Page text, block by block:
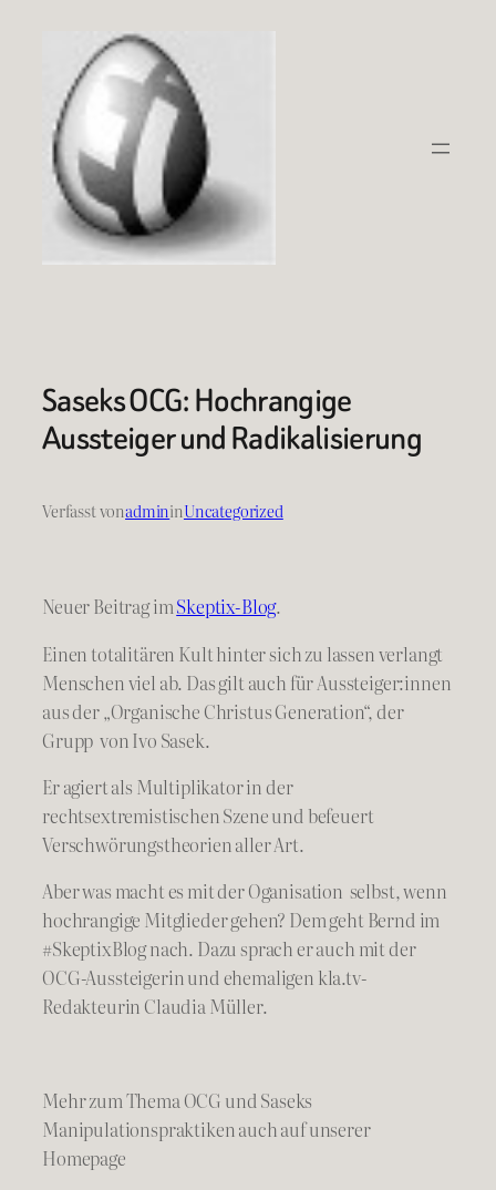
springen
Saseks OCG: Hochrangige
Aussteiger und Radikalisierung
Verfasst vonadmininUncategorized
Neuer Beitrag imSkeptix-Blog.
Einen totalitären Kult hinter sich zu lassen verlangt
Menschen viel ab. Das gilt auch für Aussteiger:innen
aus der „Organische Christus Generation“, der
Grupp von Ivo Sasek.
Er agiert als Multiplikator in der
rechtsextremistischen Szene und befeuert
Verschwörungstheorien aller Art.
Aber was macht es mit der Oganisation selbst, wenn
hochrangige Mitglieder gehen? Dem geht Bernd im
#SkeptixBlog nach. Dazu sprach er auch mit der
OCG-Aussteigerin und ehemaligen kla.tv-
Redakteurin Claudia Müller.
Mehr zum Thema OCG und Saseks
Manipulationspraktiken auch auf unserer
Homepage